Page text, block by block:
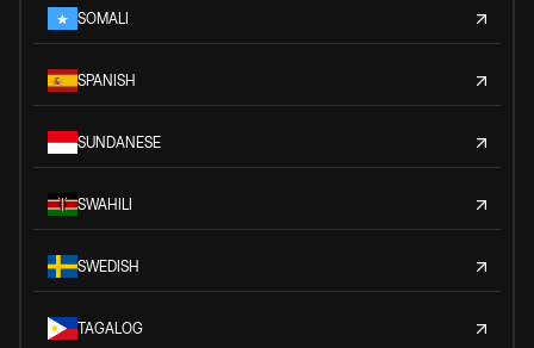
SOMALI
SPANISH
SUNDANESE
SWAHILI
SWEDISH
TAGALOG